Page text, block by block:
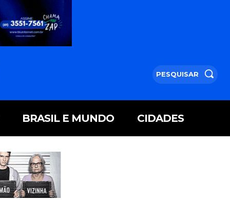
PESQUISAR
BRASIL E MUNDO CIDADES